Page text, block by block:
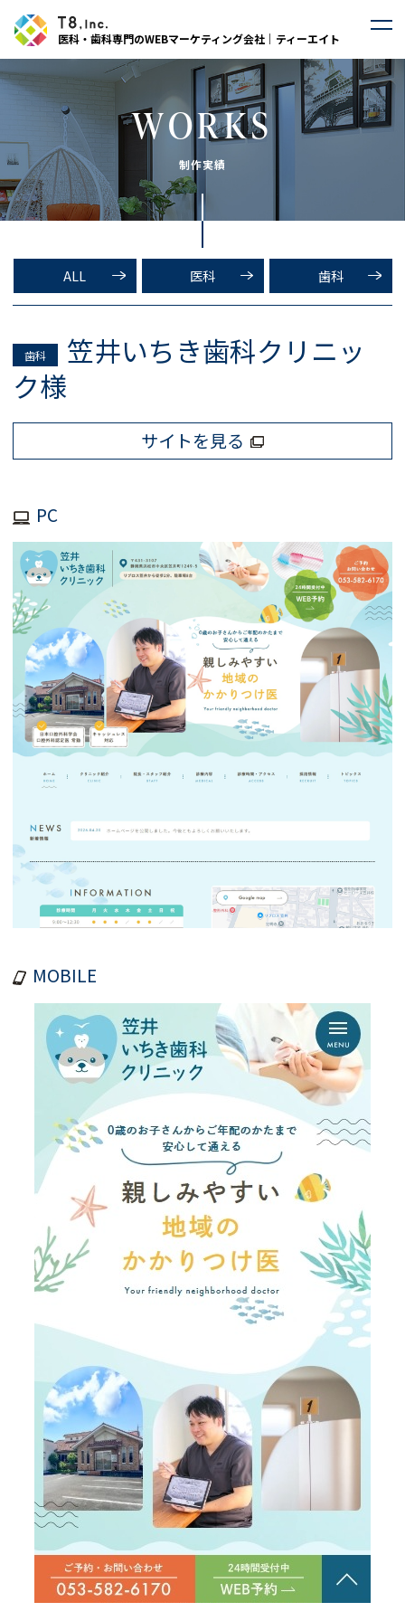
医科・歯科専門のWEBマーケティング会社｜ティーエイト
WORKS
制作実績
ALL 医科 歯科
歯科
笠井いちき歯科クリニッ
ク様
サイトを見る
PC
MOBILE